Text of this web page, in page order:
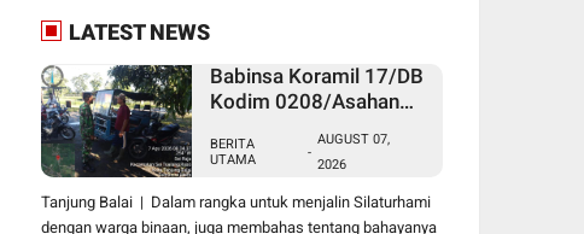
LATEST NEWS
Babinsa Koramil 17/DB
Kodim 0208/Asahan
Bersama Dengan Abang
BERITA
UTAMA
-
AUGUST 07,
2026
Tanjung Balai | Dalam rangka untuk menjalin Silaturhami
dengan warga binaan, juga membahas tentang bahayanya